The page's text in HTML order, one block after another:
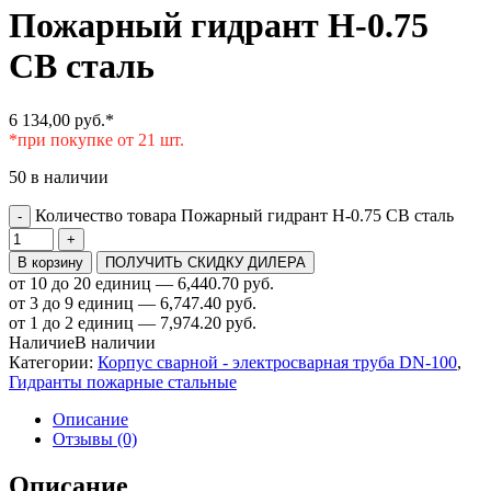
Пожарный гидрант Н-0.75
СВ сталь
6 134,00 руб.*
*при покупке от 21 шт.
50 в наличии
- Количество товара Пожарный гидрант Н-0.75 СВ сталь
+
В корзину
ПОЛУЧИТЬ СКИДКУ ДИЛЕРА
от 10 до 20 единиц — 6,440.70 руб.
от 3 до 9 единиц — 6,747.40 руб.
от 1 до 2 единиц — 7,974.20 руб.
НаличиеВ наличии
Категории: Корпус сварной - электросварная труба DN-100,
Гидранты пожарные стальные
Описание
Отзывы (0)
Описание